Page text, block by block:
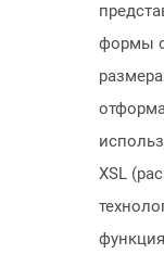
формы
XSL